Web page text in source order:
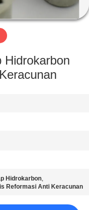
Hidrokarbon
Hidrokarbon,
Reformasi Anti Keracunan